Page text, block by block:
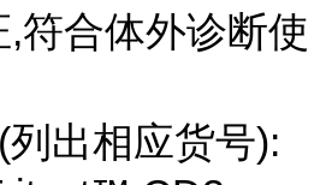
符合体外诊断使
出相应货号):